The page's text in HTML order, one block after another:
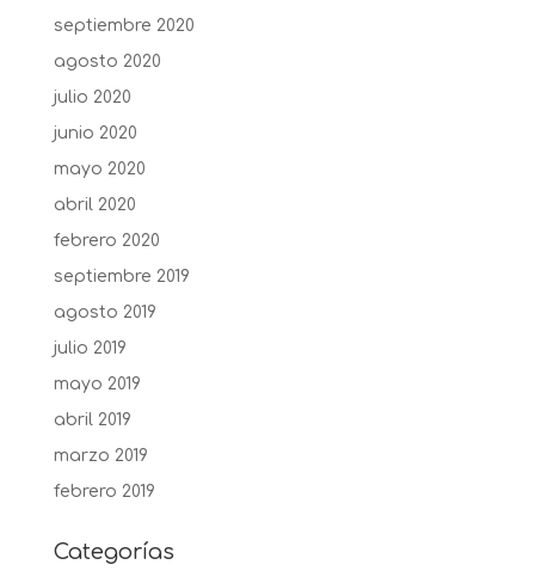
septiembre 2020
agosto 2020
julio 2020
junio 2020
mayo 2020
abril 2020
febrero 2020
septiembre 2019
agosto 2019
julio 2019
mayo 2019
abril 2019
marzo 2019
febrero 2019
Categorías